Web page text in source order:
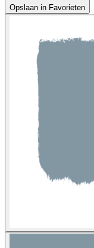
Opslaan in Favorieten